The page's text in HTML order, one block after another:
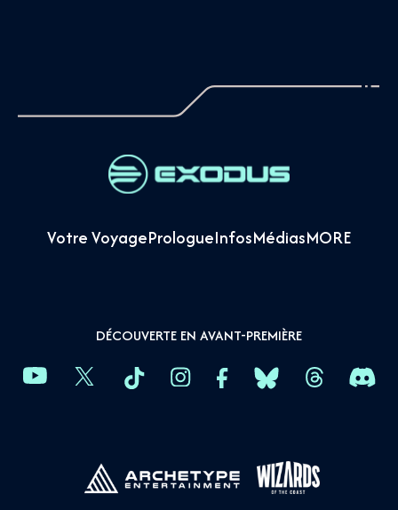
Votre VoyagePrologueInfosMédiasMORE
DÉCOUVERTE EN AVANT-PREMIÈRE